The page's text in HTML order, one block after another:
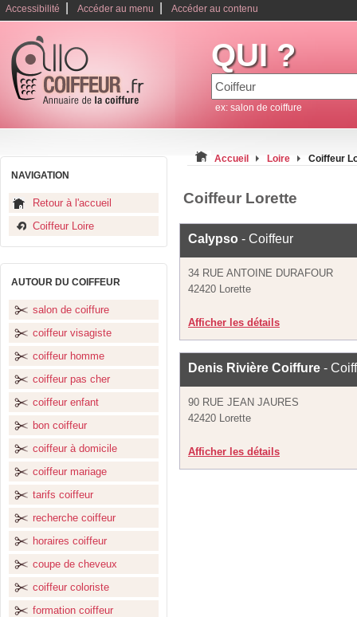
Accessibilité Accéder au menu Accéder au contenu
QUI ?
ex: salon de coiffure
NAVIGATION
Retour à l'accueil
Coiffeur Loire
AUTOUR DU COIFFEUR
salon de coiffure
coiffeur visagiste
coiffeur homme
coiffeur pas cher
coiffeur enfant
bon coiffeur
coiffeur à domicile
coiffeur mariage
tarifs coiffeur
recherche coiffeur
horaires coiffeur
coupe de cheveux
coiffeur coloriste
formation coiffeur
Accueil Loire Coiffeur
Coiffeur Lorette
Calypso - Coiffeur
34 RUE ANTOINE DURAFOUR
42420 Lorette
Afficher les détails
Denis Rivière Coiffure -
90 RUE JEAN JAURES
42420 Lorette
Afficher les détails